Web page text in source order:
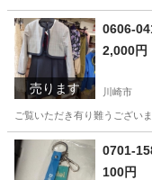
神奈川 川崎市
売ります
0606-
2,000円
川崎市
ご覧いただき有り難うござい
神奈川 川崎市 0701-
100円